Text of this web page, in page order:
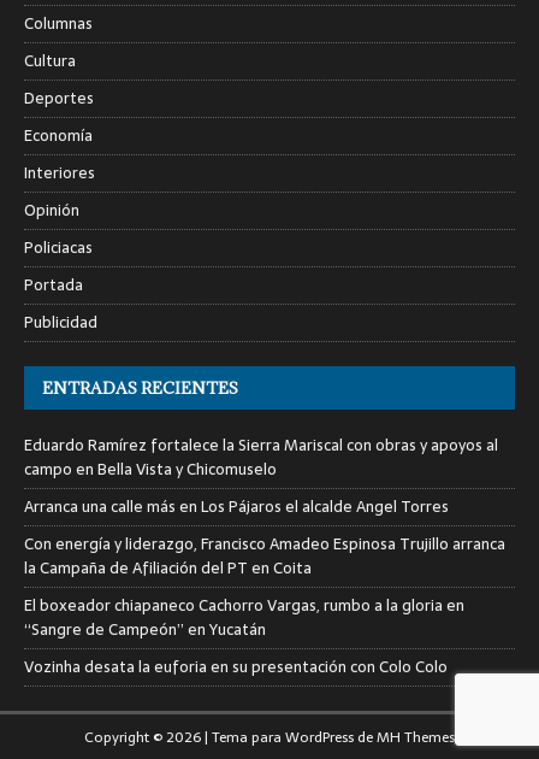
Columnas
Cultura
Deportes
Economía
Interiores
Opinión
Policiacas
Portada
Publicidad
ENTRADAS RECIENTES
Eduardo Ramírez fortalece la Sierra Mariscal con obras y apoyos al
campo en Bella Vista y Chicomuselo
Arranca una calle más en Los Pájaros el alcalde Angel Torres
Con energía y liderazgo, Francisco Amadeo Espinosa Trujillo arranca
la Campaña de Afiliación del PT en Coita
El boxeador chiapaneco Cachorro Vargas, rumbo a la gloria en
“Sangre de Campeón” en Yucatán
Vozinha desata la euforia en su presentación con Colo Colo
Copyright © 2026 | Tema para WordPress deMH Themes